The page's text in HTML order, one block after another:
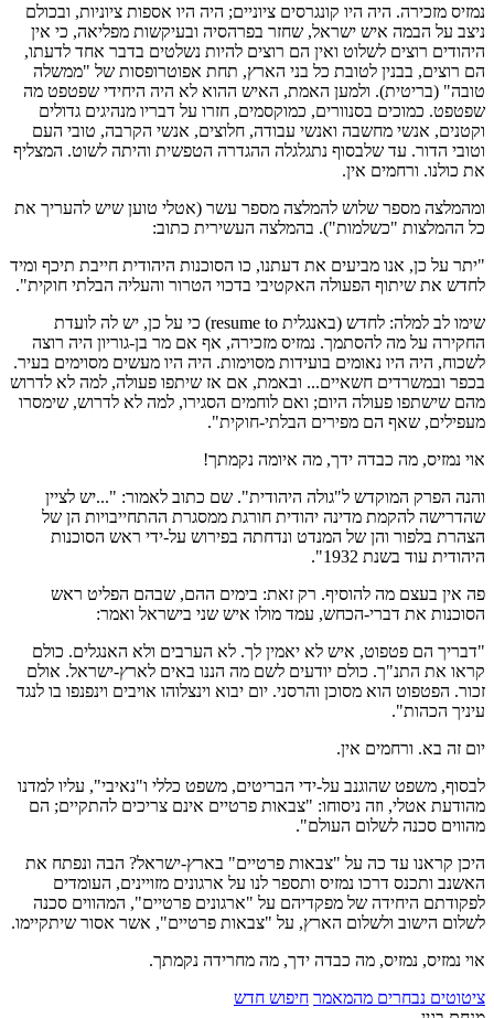
נמזיס מזכירה. היה היו קונגרסים ציוניים; היה היו אספות ציוניות, ובכולם
ניצב על הבמה איש ישראל, שחזר בפרהסיה ובעיקשות מפליאה, כי אין
היהודים רוצים לשלוט ואין הם רוצים להיות נשלטים בדבר אחד לדעתו,
הם רוצים, בבנין לטובת כל בני הארץ, תחת אפוטרופסות של "ממשלה
טובה" (בריטית). ולמען האמת, האיש ההוא לא היה היחידי שפטפט מה
שפטפט. כמוכים בסנוורים, כמוקסמים, חזרו על דבריו מנהיגים גדולים
וקטנים, אנשי מחשבה ואנשי עבודה, חלוצים, אנשי הקרבה, טובי העם
וטובי הדור. עד שלבסוף נתגלגלה ההגדרה הטפשית והיתה לשוט. המצליף
את כולנו. ורחמים אין.
ומהמלצה מספר שלוש להמלצה מספר עשר (אטלי טוען שיש להעריך את
כל ההמלצות "כשלמות"). בהמלצה העשירית כתוב:
"יתר על כן, אנו מביעים את דעתנו, כו הסוכנות היהודית חייבת תיכף ומיד
לחדש את שיתוף הפעולה האקטיבי בדכוי הטרור והעליה הבלתי חוקית".
שימו לב למלה: לחדש (באנגלית resume to) כי על כן, יש לה לועדת
החקירה על מה להסתמך. נמזיס מזכירה, אף אם מר בן-גוריון היה רוצה
לשכוח, היה היו נאומים בועידות מסוימות. היה היו מעשים מסוימים בעיר.
בכפר ובמשרדים חשאיים... ובאמת, אם אז שיתפו פעולה, למה לא לדרוש
מהם שישתפו פעולה היום; ואם לוחמים הסגירו, למה לא לדרוש, שימסרו
מעפילים, שאף הם מפירים הבלתי-חוקית".
אוי נמזיס, מה כבדה ידך, מה איומה נקמתך!
והנה הפרק המוקדש ל"גולה היהודית". שם כתוב לאמור: "...יש לציין
שהדרישה להקמת מדינה יהודית חורגת ממסגרת ההתחייבויות הן של
הצהרת בלפור והן של המנדט ונדחתה בפירוש על-ידי ראש הסוכנות
היהודית עוד בשנת 1932".
פה אין בעצם מה להוסיף. רק זאת: בימים ההם, שבהם הפליט ראש
הסוכנות את דברי-הכחש, עמד מולו איש שני בישראל ואמר:
"דבריך הם פטפוט, איש לא יאמין לך. לא הערבים ולא האנגלים. כולם
קראו את התנ"ך. כולם יודעים לשם מה הננו באים לארץ-ישראל. אולם
זכור. הפטפוט הוא מסוכן והרסני. יום יבוא וינצלוהו אויבים וינפנפו בו לנגד
עיניך הכהות".
יום זה בא. ורחמים אין.
לבסוף, משפט שהוגנב על-ידי הבריטים, משפט כללי ו"נאיבי", עליו למדנו
מהודעת אטלי, וזה ניסוחו: "צבאות פרטיים אינם צריכים להתקיים; הם
מהווים סכנה לשלום העולם".
היכן קראנו עד כה על "צבאות פרטיים" בארץ-ישראל? הבה ונפתח את
האשנב ותכנס דרכו נמזיס ותספר לנו על ארגונים מזויינים, העומדים
לפקודתם היחידה של מפקדיהם על "ארגונים פרטיים", המהווים סכנה
לשלום הישוב ולשלום הארץ, על "צבאות פרטיים", אשר אסור שיתקיימו.
אוי נמזיס, נמזיס, מה כבדה ידך, מה מחרידה נקמתך.
ציטוטים נבחרים מהמאמר חיפוש חדש